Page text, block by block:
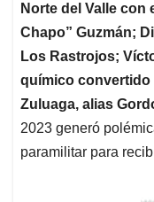
Norte del Valle con
Chapo” Guzmán;
Los Rastrojos;
químico convertido
Zuluaga, alias
2023 generó
paramilitar para